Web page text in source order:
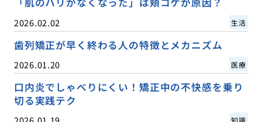
2026.02.02 生活
歯列矯正が早く終わる人の特徴とメカニズム
2026.01.20 医療
口内炎でしゃべりにくい！矯正中の不快感を乗り
切る実践テク
知識